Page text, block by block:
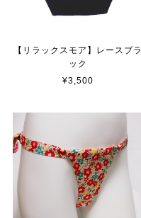
【リラックスモア】レースブラ
ック
¥3,500